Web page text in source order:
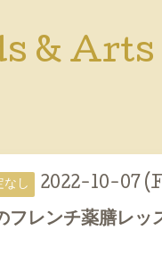
& Arts
なし 2022-10-07
フレンチ薬膳レッ